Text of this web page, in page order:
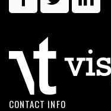
CONTACT INFO